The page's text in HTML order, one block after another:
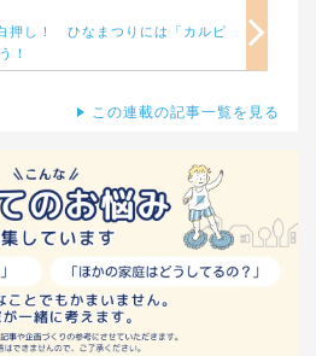
押し！ ひなまつりには「カルピ
！
この連載の記事一覧を見る